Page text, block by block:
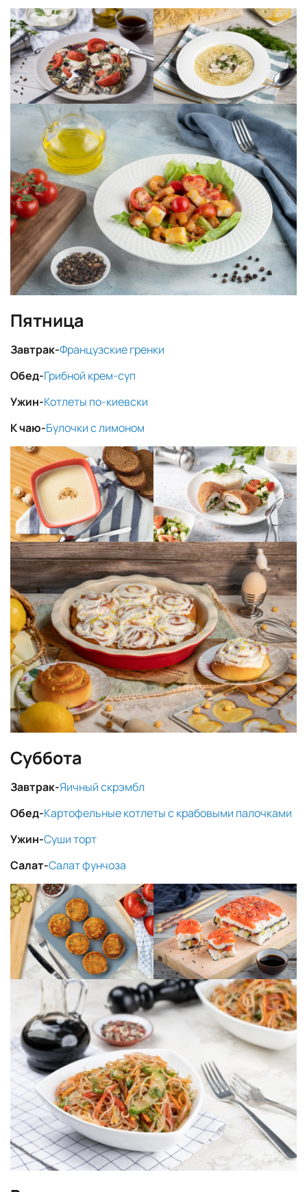
Пятница
Завтрак-Французские гренки
Обед-Грибной крем-суп
Ужин-Котлеты по-киевски
К чаю-Булочки с лимоном
Суббота
Завтрак-Яичный скрэмбл
Обед-Картофельные котлеты с крабовыми палочками
Ужин-Суши торт
Салат-Салат фунчоза